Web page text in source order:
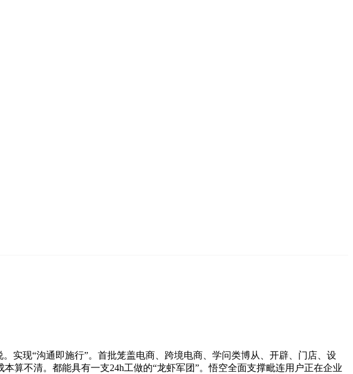
现“沟通即施行”。首批笼盖电商、跨境电商、学问类博从、开辟、门店、设
算不清。都能具有一支24h工做的“龙虾军团”。悟空全面支撑毗连用户正在企业